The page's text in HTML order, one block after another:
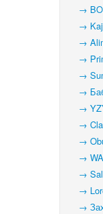
→
→
→
→
→
→
→
→
→
→
→
→
→